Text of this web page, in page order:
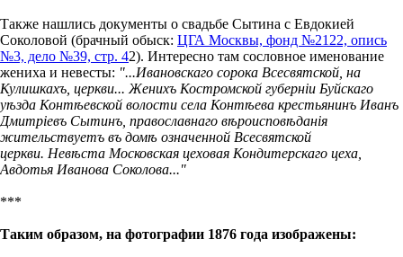
Также нашлись документы о свадьбе Сытина с Евдокией
Соколовой (брачный обыск: ЦГА Москвы, фонд №2122, опись
№3, дело №39, стр. 42). Интересно там сословное именование
жениха и невесты: "...Ивановскаго сорока Всесвятской, на
Кулишкахъ, церкви... Женихъ Костромской губерніи Буйскаго
уѣзда Контѣевской волости села Контѣева крестьянинъ Иванъ
Дмитріевъ Сытинъ, православнаго вѣроисповѣданія
жительствуетъ въ домѣ означенной Всесвятской
церкви. Невѣста Московская цеховая Кондитерскаго цеха,
Авдотья Иванова Соколова..."
***
Таким образом, на фотографии 1876 года изображены: